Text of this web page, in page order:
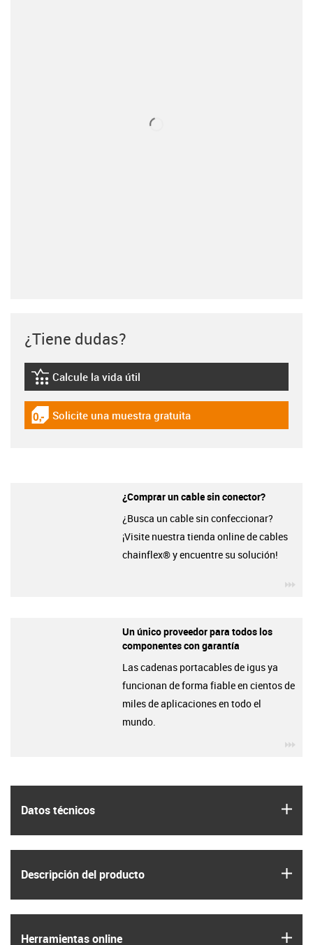
Datos técnicos
Descripción del producto
Herramientas online
¿Tiene dudas?
igus-icon-lebensdauerrechner
Calcule la vida útil
igus-icon-gratismuster
Solicite una muestra gratuita
¿Comprar un cable sin conector?
¿Busca un cable sin confeccionar?
¡Visite nuestra tienda online de cables
chainflex® y encuentre su solución!
Un único proveedor para todos los
componentes con garantía
Las cadenas portacables de igus ya
funcionan de forma fiable en cientos de
miles de aplicaciones en todo el
mundo.